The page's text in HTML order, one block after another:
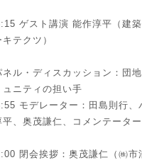
ゲスト講演 能作淳平（建
テクツ）
ル・ディスカッション：団
ュニティの担い手
モデレーター：田島則行、
平、奥茂謙仁、コメンテータ
閉会挨拶：奥茂謙仁（㈱市